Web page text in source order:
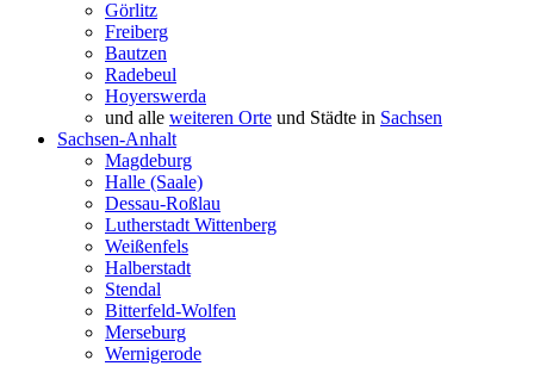
Görlitz
Freiberg
Bautzen
Radebeul
Hoyerswerda
und alle weiteren Orte und Städte in Sachsen
Sachsen-Anhalt
Magdeburg
Halle (Saale)
Dessau-Roßlau
Lutherstadt Wittenberg
Weißenfels
Halberstadt
Stendal
Bitterfeld-Wolfen
Merseburg
Wernigerode